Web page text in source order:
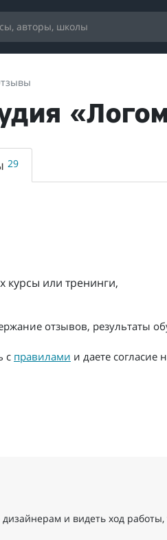
29
курсы или тренинги,
отзывов, результаты
с правилами и даете
и видеть ход